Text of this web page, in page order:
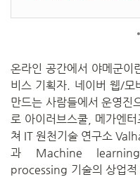
온라인 공간에서 야메군이
비스 기획자. 네이버 웹/
만드는 사람들에서 운영진
로 아이러브스쿨, 메가엔
쳐 IT 원천기술 연구소
과 Machine
processing 기술의 상업적